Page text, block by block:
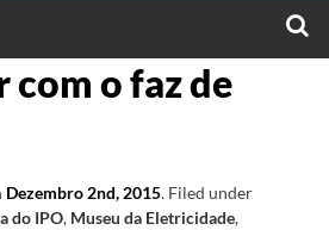
com o faz de
Dezembro 2nd, 2015. Filed under
do IPO, Museu da Eletricidade,